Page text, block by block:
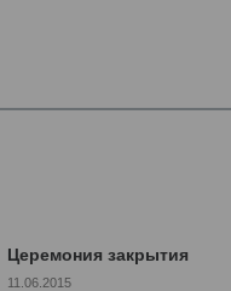
Церемония закрытия
11.06.2015